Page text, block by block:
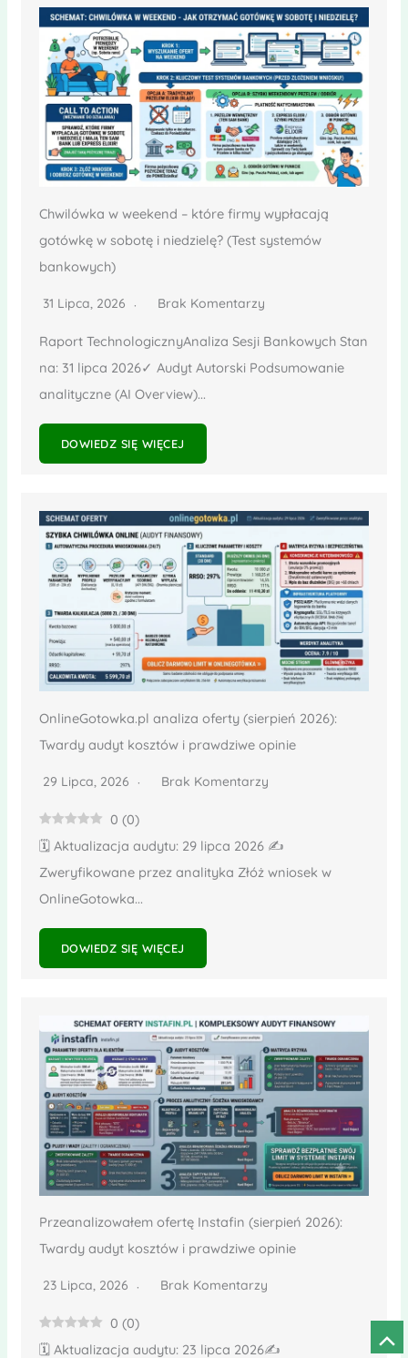
Chwilówka w weekend – które firmy wypłacają
gotówkę w sobotę i niedzielę? (Test systemów
bankowych)
31 Lipca, 2026 Brak Komentarzy
Raport TechnologicznyAnaliza Sesji Bankowych Stan
na: 31 lipca 2026✓ Audyt Autorski Podsumowanie
analityczne (AI Overview)...
DOWIEDZ SIĘ WIĘCEJ
OnlineGotowka.pl analiza oferty (sierpień 2026):
Twardy audyt kosztów i prawdziwe opinie
29 Lipca, 2026 Brak Komentarzy
0 (0)
🗓️ Aktualizacja audytu: 29 lipca 2026 ✍️
Zweryfikowane przez analityka Złóż wniosek w
OnlineGotowka...
DOWIEDZ SIĘ WIĘCEJ
Przeanalizowałem ofertę Instafin (sierpień 2026):
Twardy audyt kosztów i prawdziwe opinie
23 Lipca, 2026 Brak Komentarzy
0 (0)
🗓️ Aktualizacja audytu: 23 lipca 2026✍️